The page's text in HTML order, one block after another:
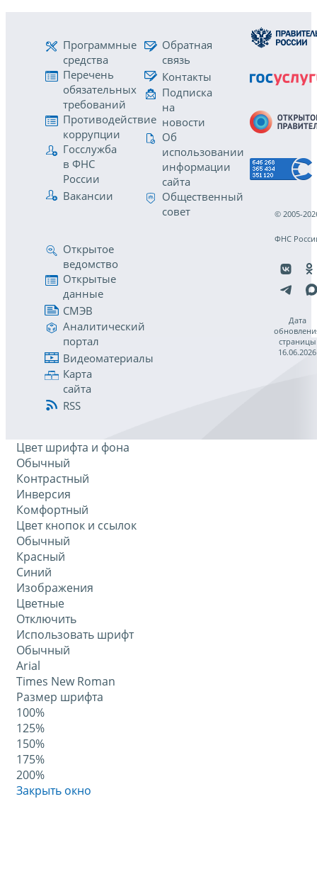
Программные
средства
Перечень
обязательных
требований
Противодействие
коррупции
Госслужба
в ФНС
России
Вакансии
Обратная
связь
Контакты
Подписка
на
новости
Об
использовании
информации
сайта
Общественный
совет
Открытое
ведомство
Открытые
данные
СМЭВ
Аналитический
портал
Видеоматериалы
Карта
сайта
RSS
© 2005-
ФНС
Дата
страницы
16.06.2026
Цвет шрифта и фона
Обычный
Контрастный
Инверсия
Комфортный
Цвет кнопок и ссылок
Обычный
Красный
Синий
Изображения
Цветные
Отключить
Использовать шрифт
Обычный
Arial
Times New Roman
Размер шрифта
100%
125%
150%
175%
200%
Закрыть окно